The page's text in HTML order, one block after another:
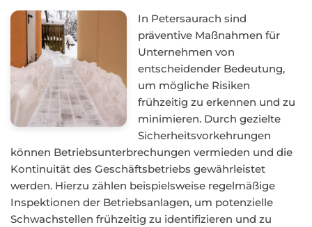
In Petersaurach sind
präventive Maßnahmen für
Unternehmen von
entscheidender Bedeutung,
um mögliche Risiken
frühzeitig zu erkennen und zu
minimieren. Durch gezielte
Sicherheitsvorkehrungen
können Betriebsunterbrechungen vermieden und die
Kontinuität des Geschäftsbetriebs gewährleistet
werden. Hierzu zählen beispielsweise regelmäßige
Inspektionen der Betriebsanlagen, um potenzielle
Schwachstellen frühzeitig zu identifizieren und zu